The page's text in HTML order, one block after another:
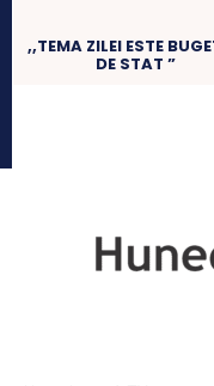
,,TEMA ZILEI ESTE
DE STAT ”